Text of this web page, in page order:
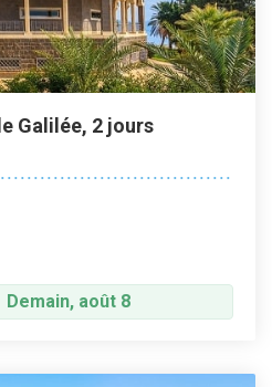
Galilée, 2 jours
Demain, août 8